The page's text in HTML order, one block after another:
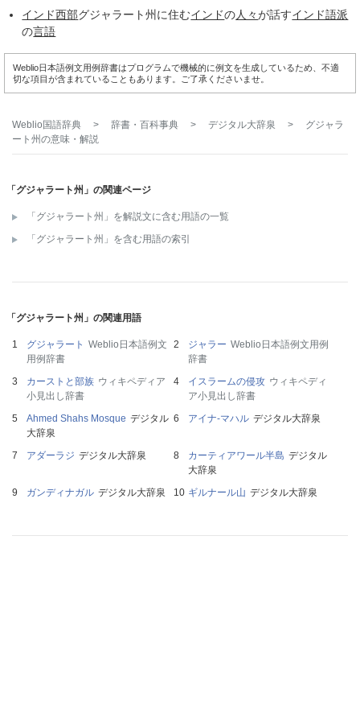
インド西部グジャラート州に住むインドの人々が話すインド語派
の言語
Weblio日本語例文用例辞書はプログラムで機械的に例文を生成しているため、不適
切な項目が含まれていることもあります。ご了承くださいませ。
Weblio国語辞典 > 辞書・百科事典 > デジタル大辞泉 >
グジャラ
ート州 の意味・解説
「グジャラート州」の関連ページ
「グジャラート州」を解説文に含む用語の一覧
「グジャラート州」を含む用語の索引
「グジャラート州」の関連用語
グジャラート Weblio日本語例文
用例辞書
ジャラー Weblio日本語例文用例
辞書
カーストと部族 ウィキペディア
小見出し辞書
イスラームの侵攻 ウィキペディ
ア小見出し辞書
Ahmed Shahs Mosque デジタル
大辞泉
アイナ‐マハル デジタル大辞泉
アダーラジ デジタル大辞泉 カーティアワール半島 デジタル
大辞泉
ガンディナガル デジタル大辞泉 ギルナール山 デジタル大辞泉